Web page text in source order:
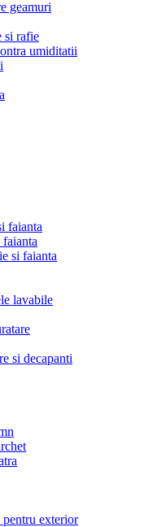
geamuri
si rafie
umiditatii
faianta
si faianta
lavabile
si decapanti
exterior